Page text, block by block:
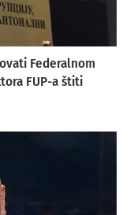
Federalnom
FUP-a štiti